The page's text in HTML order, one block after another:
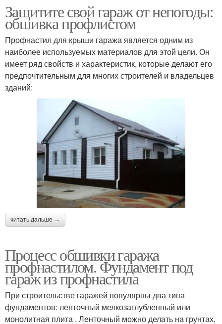
Защитите свой гараж от непогоды:
обшивка профлистом
Профнастил для крыши гаража является одним из
наиболее используемых материалов для этой цели. Он
имеет ряд свойств и характеристик, которые делают его
предпочтительным для многих строителей и владельцев
зданий:
читать дальше →
Процесс обшивки гаража
профнастилом. Фундамент под
гараж из профнастила
При строительстве гаражей популярны два типа
фундаментов: ленточный мелкозаглубленный или
монолитная плита . Ленточный можно делать на грунтах,